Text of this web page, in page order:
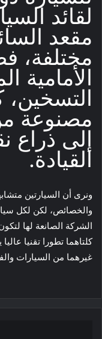
لقائد
مختلفة،
الأمامية
التسخين،
مصنوعة
إلى ذراع
القيادة.
ونرى أن السيارتين
والخصائص، لكن لكل
الشركة الصانعة لها
كلتاهما تطورا تقنيا
غيرهما من السيارات